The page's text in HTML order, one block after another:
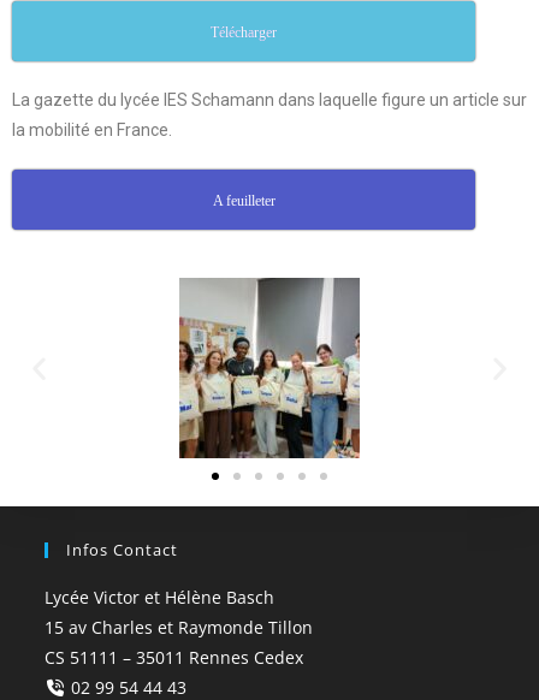
Télécharger
La gazette du lycée IES Schamann dans laquelle figure un article sur
la mobilité en France.
A feuilleter
Infos Contact
Lycée Victor et Hélène Basch
15 av Charles et Raymonde Tillon
CS 51111 – 35011 Rennes Cedex
02 99 54 44 43